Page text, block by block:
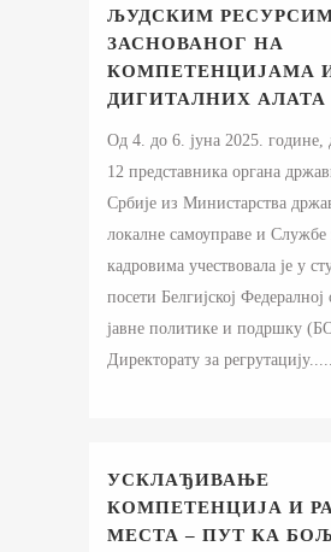
ЉУДСКИМ
ЗАСНОВАНОГ НА
КОМПЕТЕНЦИЈАМА
ДИГИТАЛНИХ АЛАТА
Од 4. до 6. јуна 2025. године,
12 представника органа
Србије из Министарства
локалне самоуправе и
кадровима учествовала је у
посети Белгијској
јавне политике и подршку
Директорату за
УСКЛАЂИВАЊЕ
КОМПЕТЕНЦИЈА И
МЕСТА – ПУТ КА